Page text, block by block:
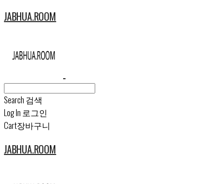
JABHUA.ROOM
Search 검색
Log In 로그인
Cart장바구니
JABHUA.ROOM